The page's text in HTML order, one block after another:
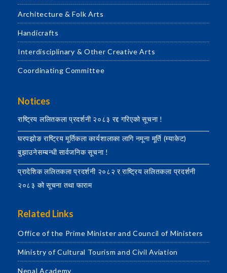
Architecture & Folk Arts
Handicrafts
Interdisciplinary & Other Creative Arts
Coordinating Committee
Notices
राष्ट्रिय ललितकला प्रदर्शनी २०८३ रद्द गरिएको सूचना !
घरपझोङ राष्ट्रिय मूर्तिकला कार्यशालाका लागि नमूना मूर्ति (म्याकेट)
बुझाउनेसम्बन्धी सार्वजनिक सूचना !
प्रादेशिक ललितकला प्रदर्शनी २०८२ र राष्ट्रिय ललितकला प्रदर्शनी
२०८३ को सूचना तथा फाराम
Related Links
Office of the Prime Minister and Council of Ministers
Ministry of Cultural Tourism and Civil Aviation
Nepal Academy